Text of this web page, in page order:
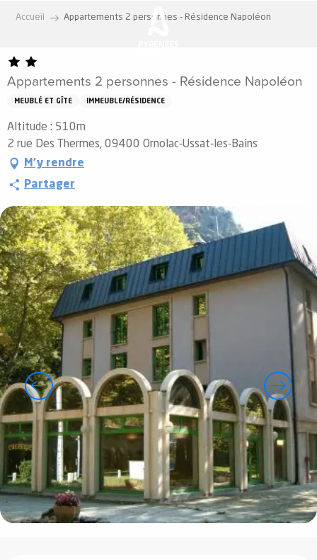
principal
Accueil Appartements 2 personnes - Résidence Napoléon
Appartements 2 personnes - Résidence Napoléon
MEUBLÉ ET GÎTE IMMEUBLE/RÉSIDENCE
Altitude : 510m
2 rue Des Thermes, 09400 Ornolac-Ussat-les-Bains
M'y rendre
Partager